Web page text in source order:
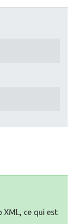
XML, ce qui est